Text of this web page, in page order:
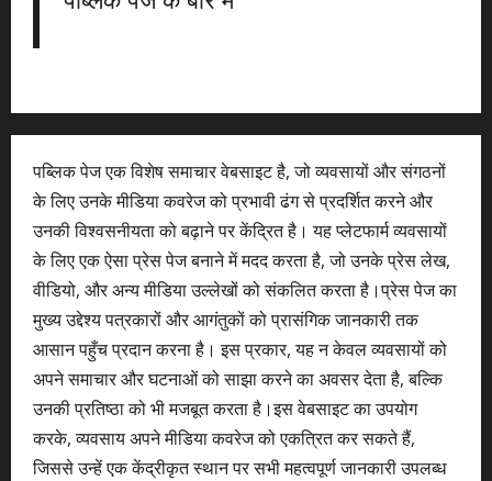
पब्लिक पेज एक विशेष समाचार वेबसाइट है, जो व्यवसायों और संगठनों
के लिए उनके मीडिया कवरेज को प्रभावी ढंग से प्रदर्शित करने और
उनकी विश्वसनीयता को बढ़ाने पर केंद्रित है। यह प्लेटफार्म व्यवसायों
के लिए एक ऐसा प्रेस पेज बनाने में मदद करता है, जो उनके प्रेस लेख,
वीडियो, और अन्य मीडिया उल्लेखों को संकलित करता है।प्रेस पेज का
मुख्य उद्देश्य पत्रकारों और आगंतुकों को प्रासंगिक जानकारी तक
आसान पहुँच प्रदान करना है। इस प्रकार, यह न केवल व्यवसायों को
अपने समाचार और घटनाओं को साझा करने का अवसर देता है, बल्कि
उनकी प्रतिष्ठा को भी मजबूत करता है।इस वेबसाइट का उपयोग
करके, व्यवसाय अपने मीडिया कवरेज को एकत्रित कर सकते हैं,
जिससे उन्हें एक केंद्रीकृत स्थान पर सभी महत्वपूर्ण जानकारी उपलब्ध